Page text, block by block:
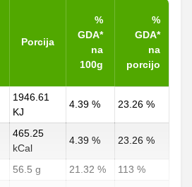
Porcija
%
GDA*
na
100g
%
GDA*
na
porcijo
1946.61
KJ
4.39 % 23.26 %
465.25
kCal
4.39 % 23.26 %
56.5 g 21.32 %
113 %